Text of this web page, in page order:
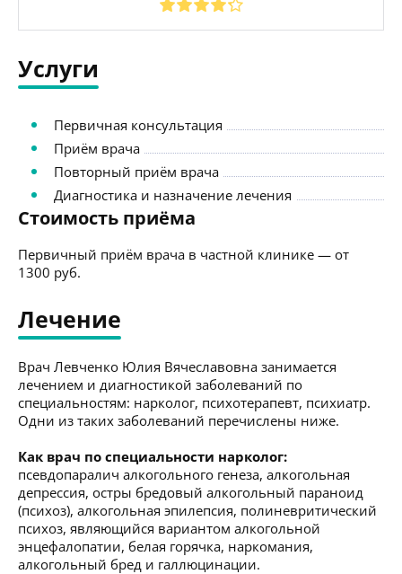
Услуги
Первичная консультация
Приём врача
Повторный приём врача
Диагностика и назначение лечения
Стоимость приёма
Первичный приём врача в частной клинике — от
1300 руб.
Лечение
Врач Левченко Юлия Вячеславовна занимается
лечением и диагностикой заболеваний по
специальностям: нарколог, психотерапевт, психиатр.
Одни из таких заболеваний перечислены ниже.
Как врач по специальности нарколог:
псевдопаралич алкогольного генеза, алкогольная
депрессия, остры бредовый алкогольный параноид
(психоз), алкогольная эпилепсия, полиневритический
психоз, являющийся вариантом алкогольной
энцефалопатии, белая горячка, наркомания,
алкогольный бред и галлюцинации.